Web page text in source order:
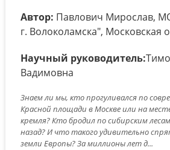
Автор: Павлович Мирослав,
г. Волоколамска", Московская
Научный руководитель:
Вадимовна
Знаем ли мы, кто прогуливался по
Красной площади в Москве или на
кремля? Кто бродил по сибирским
назад? И что такого удивительно
земли Европы? За миллионы лет д...